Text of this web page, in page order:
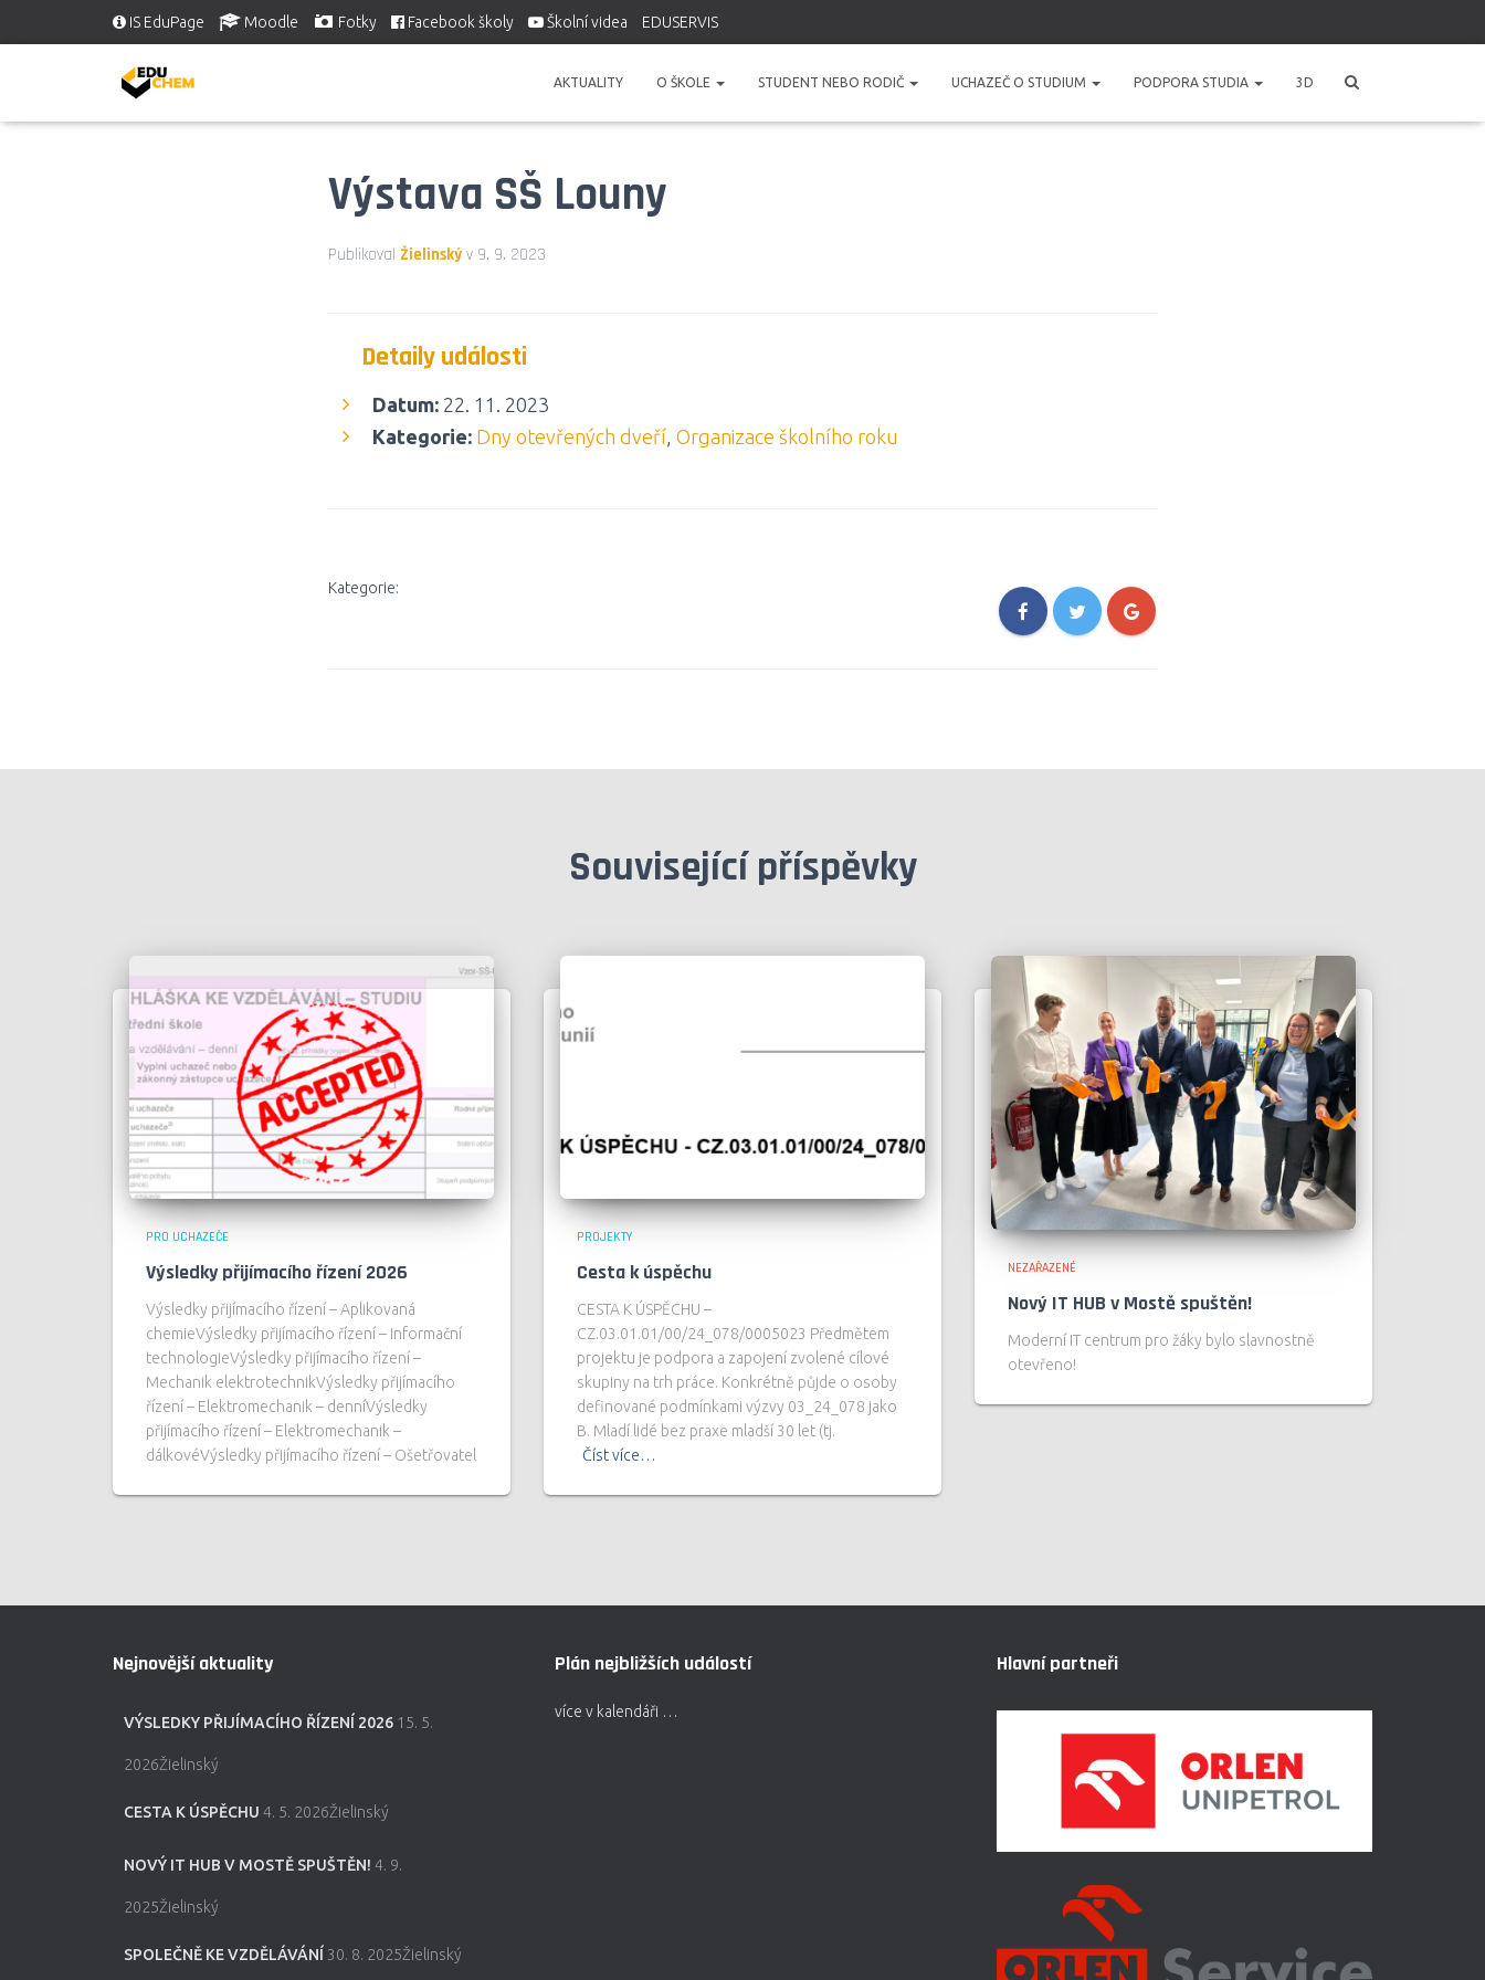
IS EduPage Moodle Fotky Facebook školy Školní videa EDUSERVIS
AKTUALITY O ŠKOLE STUDENT NEBO RODIČ UCHAZEČ O STUDIUM PODPORA STUDIA 3D
Výstava SŠ Louny
Publikoval Žielinský v 9. 9. 2023
Detaily události
Datum: 22. 11. 2023
Kategorie: Dny otevřených dveří, Organizace školního roku
Kategorie:
Související příspěvky
PRO UCHAZEČE
Výsledky přijímacího řízení 2026
Výsledky přijímacího řízení – Aplikovaná
chemieVýsledky přijímacího řízení – Informační
technologieVýsledky přijímacího řízení –
Mechanik elektrotechnikVýsledky přijímacího
řízení – Elektromechanik – denníVýsledky
přijímacího řízení – Elektromechanik –
dálkovéVýsledky přijímacího řízení – Ošetřovatel
PROJEKTY
Cesta k úspěchu
CESTA K ÚSPĚCHU –
CZ.03.01.01/00/24_078/0005023 Předmětem
projektu je podpora a zapojení zvolené cílové
skupiny na trh práce. Konkrétně půjde o osoby
definované podmínkami výzvy 03_24_078 jako
B. Mladí lidé bez praxe mladší 30 let (tj.
Číst více…
NEZAŘAZENÉ
Nový IT HUB v Mostě spuštěn!
Moderní IT centrum pro žáky bylo slavnostně
otevřeno!
Nejnovější aktuality
VÝSLEDKY PŘIJÍMACÍHO ŘÍZENÍ 2026 15. 5.
2026Žielinský
CESTA K ÚSPĚCHU 4. 5. 2026Žielinský
NOVÝ IT HUB V MOSTĚ SPUŠTĚN! 4. 9.
2025Žielinský
SPOLEČNĚ KE VZDĚLÁVÁNÍ 30. 8. 2025Žielinský
Plán nejbližších událostí
více v kalendáři …
Hlavní partneři